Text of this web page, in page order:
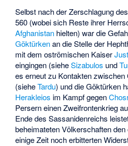
Selbst nach der Zerschlagung
560 (wobei sich Reste ihrer
Afghanistan hielten) war die
Göktürkenan die Stelle der
mit dem oströmischen Kaiser
eingingen (sieheSizabulos und
es erneut zu Kontakten
(sieheTardu) und die Göktürken
Herakleios im Kampf gegen
Persern einen Zweifrontenkrieg
Ende des Sassanidenreichs
beheimateten Völkerschaften
einige Zeit noch erbitterten